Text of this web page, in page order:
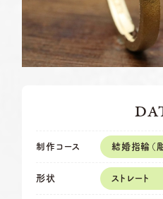
G.festaについて
よくある質問
お店を探す
制作コース 結婚指輪（
形状 ストレート
営業時間 10:00〜
定休日
火曜日・水
定休日
火曜日・水
浜松店